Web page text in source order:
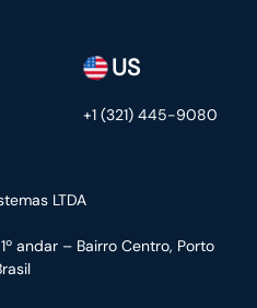
LTDA
andar – Bairro Centro, Porto
US
+1 (321) 445-9080